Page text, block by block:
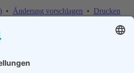
• Änderung vorschlagen • Drucken
melden
Informationen fehlerhaft oder